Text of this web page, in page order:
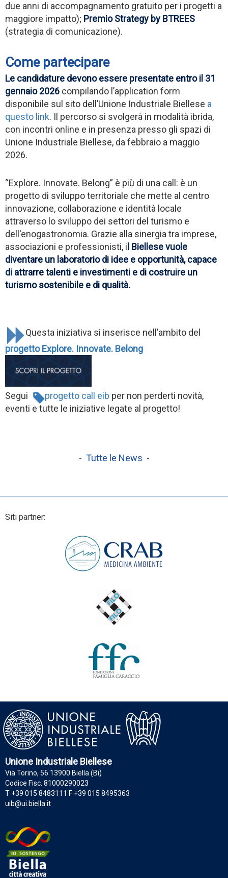
due anni di accompagnamento gratuito per i progetti a
maggiore impatto); Premio Strategy by BTREES
(strategia di comunicazione).
Come partecipare
Le candidature devono essere presentate entro il 31
gennaio 2026 compilando l’application form
disponibile sul sito dell’Unione Industriale Biellese a
questo link. Il percorso si svolgerà in modalità ibrida,
con incontri online e in presenza presso gli spazi di
Unione Industriale Biellese, da febbraio a maggio
2026.
“Explore. Innovate. Belong” è più di una call: è un
progetto di sviluppo territoriale che mette al centro
innovazione, collaborazione e identità locale
attraverso lo sviluppo dei settori del turismo e
dell'enogastronomia. Grazie alla sinergia tra imprese,
associazioni e professionisti, i l Biellese vuole
diventare un laboratorio di idee e opportunità, capace
di attrarre talenti e investimenti e di costruire un
turismo sostenibile e di qualità.
Questa iniziativa si inserisce nell’ambito del
progetto Explore. Innovate. Belong
Segui progetto call eib per non perderti novità,
eventi e tutte le iniziative legate al progetto!
- Tutte le News -
Siti partner:
Unione Industriale Biellese
Via Torino, 56 13900 Biella (Bi)
Codice Fisc. 81000290023
T +39 015 8483111 F +39 015 8495363
uib@ui.biella.it